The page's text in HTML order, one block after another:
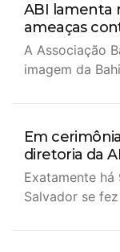
ABI lamenta
ameaças
A Associação
imagem da
Em
diretoria da
Exatamente
Salvador se